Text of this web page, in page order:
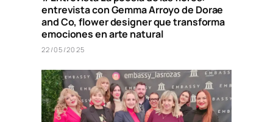
entrevista con Gemma Arroyo de Dorae
and Co, flower designer que transforma
emociones en arte natural
22/05/2025